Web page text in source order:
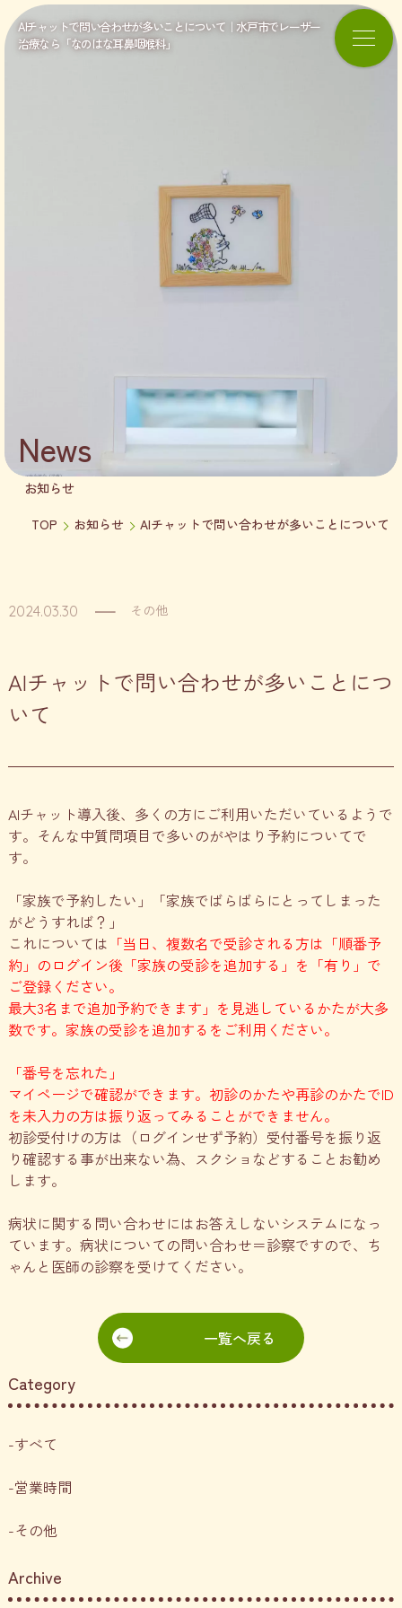
AIチャットで問い合わせが多いことについて｜水戸市でレーザー
治療なら「なのはな耳鼻咽喉科」
News
お知らせ
TOP お知らせ AIチャットで問い合わせが多いことについて
2024.03.30 その他
AIチャットで問い合わせが多いことにつ
いて
AIチャット導入後、多くの方にご利用いただいているようで
す。そんな中質問項目で多いのがやはり予約についてで
す。
「家族で予約したい」「家族でばらばらにとってしまった
がどうすれば？」
これについては 「当日、複数名で受診される方は「順番予
約」のログイン後「家族の受診を追加する」を「有り」で
ご登録ください。
最大3名まで追加予約できます」を見逃しているかたが大多
数です。 家族の受診を追加する をご利用ください。
「番号を忘れた」
マイページで確認ができます。初診のかたや再診のかたでID
を未入力の方は振り返ってみることができません。
初診受付けの方は（ログインせず予約）受付番号を振り返
り確認する事が出来ない為、スクショなどすることお勧め
します。
病状に関する問い合わせにはお答えしないシステムになっ
ています。病状についての問い合わせ＝診察ですので、ち
ゃんと医師の診察を受けてください。
一覧へ戻る
Category
すべて
営業時間
その他
Archive